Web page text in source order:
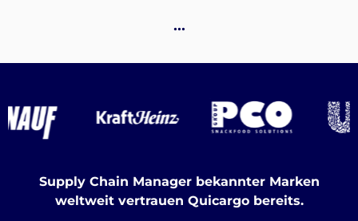
Entdecken
…
Supply Chain Manager bekannter Marken
weltweit vertrauen Quicargo bereits.